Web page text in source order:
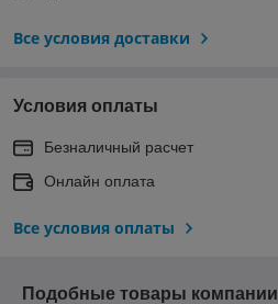
Все условия доставки
Условия оплаты
Безналичный расчет
Онлайн оплата
Все условия оплаты
Подобные товары компании